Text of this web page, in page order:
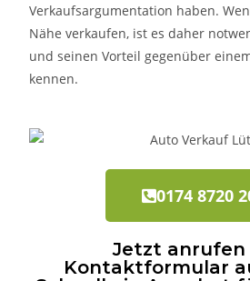
Verkaufsargumentation haben.
Nähe verkaufen, ist es daher
und seinen Vorteil gegenüber
kennen.
0174 8720
Jetzt anrufen
Kontaktformular